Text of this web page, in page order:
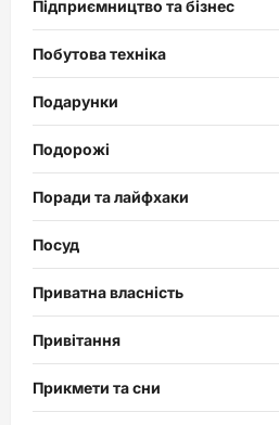
Підприємництво та бізнес
Побутова техніка
Подарунки
Подорожі
Поради та лайфхаки
Посуд
Приватна власність
Привітання
Прикмети та сни